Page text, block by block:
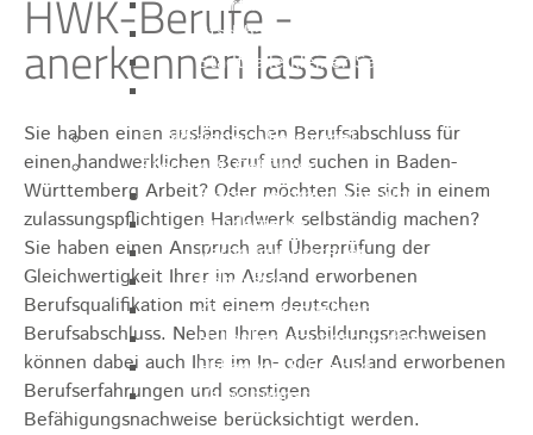
Stadthalle großer Saal
Stadthalle kleiner Saal
Qualifizierter Mietspiegel
Steuern & Gebühren
Wasserverbrauchsgebühr
Hundesteuer
Vergnügungssteuer
Hebesätze
Kindergartengebühren
Hallenbenutzungsgebühren
Hallenbad & Freibad
Verwaltungsgebühren
HWK-Berufe -
anerkennen lassen
Sie haben einen ausländischen Berufsabschluss für
einen handwerklichen Beruf und suchen in Baden-
Württemberg Arbeit? Oder möchten Sie sich in einem
zulassungspflichtigen Handwerk selbständig machen?
Sie haben einen Anspruch auf Überprüfung der
Gleichwertigkeit Ihrer im Ausland erworbenen
Berufsqualifikation mit einem deutschen
Berufsabschluss. Neben Ihren Ausbildungsnachweisen
können dabei auch Ihre im In- oder Ausland erworbenen
Berufserfahrungen und sonstigen
Befähigungsnachweise berücksichtigt werden.